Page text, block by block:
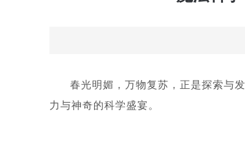
春光明媚，万物复苏，正是探索与
力与神奇的科学盛宴。